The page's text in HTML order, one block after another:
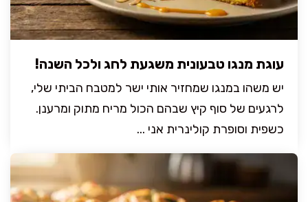
עוגת מנגו טבעונית משגעת לחג ולכל השנה!
יש משהו במנגו שמחזיר אותי ישר למטבח הביתי שלי,
לרגעים של סוף קיץ שבהם הכול מריח מתוק ומרענן.
כשפית וסופרת קולינרית אני ...